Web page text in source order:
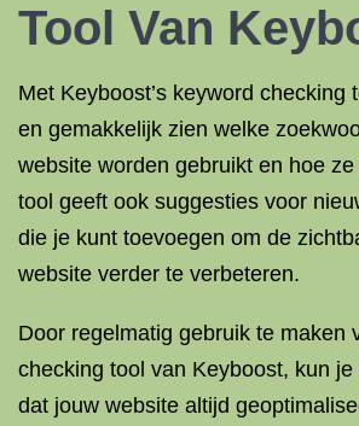
Tool Van
Met Keyboost’s keyword checking
en gemakkelijk zien welke
website worden gebruikt en hoe
tool geeft ook suggesties voor
die je kunt toevoegen om de
website verder te verbeteren.
Door regelmatig gebruik te maken
checking tool van Keyboost, kun
dat jouw website altijd